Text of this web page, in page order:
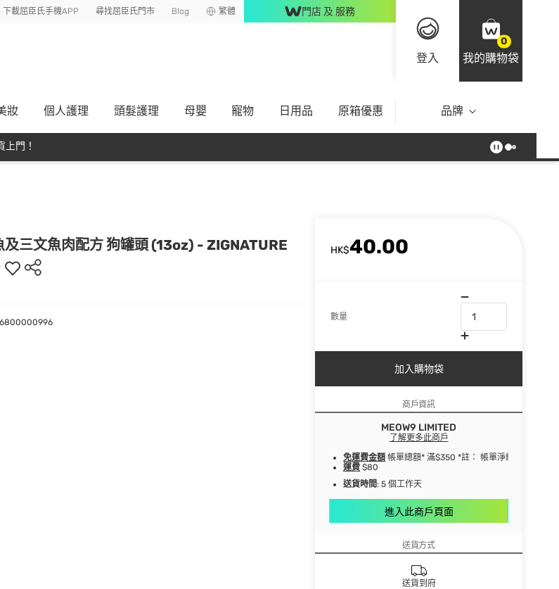
下載屈臣氏手機APP 尋找屈臣氏門市 Blog 繁體 門店 及 服務
登入
0
我的購物袋
妝 個人護理 頭髮護理 母嬰 寵物 日用品 原箱優惠 品牌
門！
及三文魚肉配方 狗罐頭 (13oz) - ZIGNATURE
HK$40.00
數量
加入購物袋
商戶資訊
MEOW9 LIMITED
了解更多此商戶
免運費金額 帳單總額* 滿$350 *註： 帳單淨總額指扣除
運費 $80
送貨時間: 5 個工作天
進入此商戶頁面
送貨方式
送貨到府
6800000996